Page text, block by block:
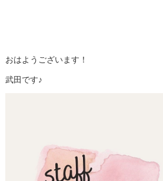
おはようございます！
武田です♪